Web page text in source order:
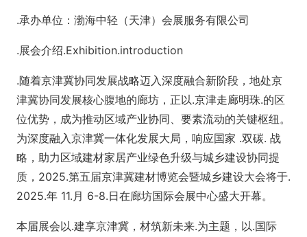
.承办单位：渤海中轻（天津）会展服务有限公司
.展会介绍.Exhibition.introduction
.随着京津冀协同发展战略迈入深度融合新阶段，地处京
津冀协同发展核心腹地的廊坊，正以.京津走廊明珠.的区
位优势，成为推动区域产业协同、要素流动的关键枢纽。
为深度融入京津冀一体化发展大局，响应国家 .双碳. 战
略，助力区域建材家居产业绿色升级与城乡建设协同提
质，2025.第五届京津冀建材博览会暨城乡建设大会将于.
2025.年 11.月 6-8.日在廊坊国际会展中心盛大开幕。
本届展会以.建享京津冀，材筑新未来.为主题，以.国际